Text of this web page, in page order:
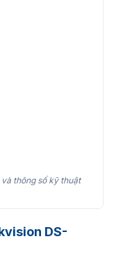
thông số kỹ thuật
DS-